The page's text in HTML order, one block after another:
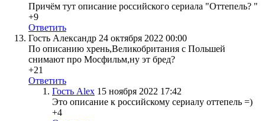
Причём тут описание российского сериала "Оттепель? "
+9
Ответить
Гость Александр 24 октября 2022 00:00
По описанию хрень,Великобритания с Польшей
снимают про Мосфильм,ну эт бред?
+21
Ответить
Гость Alex 15 ноября 2022 17:42
Это описание к российскому сериалу оттепель =)
+4